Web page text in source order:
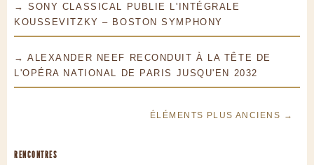
→ SONY CLASSICAL PUBLIE L'INTÉGRALE
KOUSSEVITZKY – BOSTON SYMPHONY
→ ALEXANDER NEEF RECONDUIT À LA TÊTE DE
L'OPÉRA NATIONAL DE PARIS JUSQU'EN 2032
ÉLÉMENTS PLUS ANCIENS →
RENCONTRES